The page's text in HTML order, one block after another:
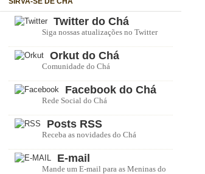
Twitter do Chá
Siga nossas atualizações no Twitter
Orkut do Chá
Comunidade do Chá
Facebook do Chá
Rede Social do Chá
Posts RSS
Receba as novidades do Chá
E-mail
Mande um E-mail para as Meninas do